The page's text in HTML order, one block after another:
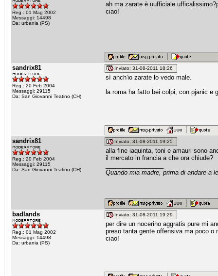
Reg.: 01 Mag 2002
Messaggi: 14498
Da: urbania (PS)
ah ma zarate è uufficiale
ciao!
sandrix81
Reg.: 20 Feb 2004
Messaggi: 29115
Da: San Giovanni Teatino (CH)
Inviato: 31-08-2011 18:26
sì anch'io zarate lo vedo male.
la roma ha fatto bei colpi, con pjanic e
sandrix81
Reg.: 20 Feb 2004
Messaggi: 29115
Da: San Giovanni Teatino (CH)
Inviato: 31-08-2011 19:25
alla fine iaquinta, toni e amauri sono
il mercato in francia a che ora chiude?
Quando mia madre, prima di andare a
badlands
Reg.: 01 Mag 2002
Messaggi: 14498
Da: urbania (PS)
Inviato: 31-08-2011 19:29
per dire un nocerino aggratis pure mi
preso tanta gente offensiva ma poco o
ciao!